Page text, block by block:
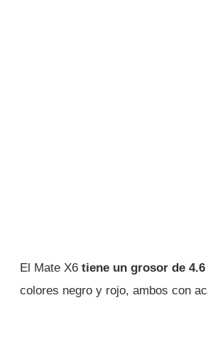
El Mate X6 tiene un grosor de
colores negro y rojo, ambos con